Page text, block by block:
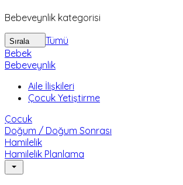
Bebeveynlik kategorisi
Sırala
Tümü
Bebek
Bebeveynlik
Aile İlişkileri
Çocuk Yetiştirme
Çocuk
Doğum / Doğum Sonrası
Hamilelik
Hamilelik Planlama